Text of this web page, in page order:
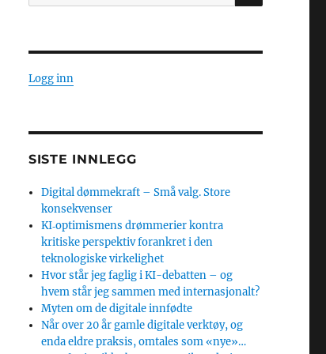
etter:
Logg inn
SISTE INNLEGG
Digital dømmekraft – Små valg. Store
konsekvenser
KI‑optimismens drømmerier kontra
kritiske perspektiv forankret i den
teknologiske virkelighet
Hvor står jeg faglig i KI-debatten – og
hvem står jeg sammen med internasjonalt?
Myten om de digitale innfødte
Når over 20 år gamle digitale verktøy, og
enda eldre praksis, omtales som «nye»…